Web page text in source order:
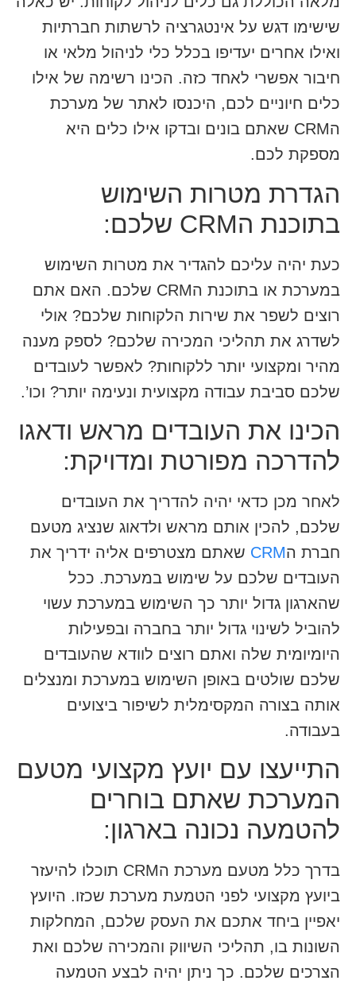
שישימו דגש על אינטגרציה לרשתות חברתיות
ואילו אחרים יעדיפו בכלל כלי לניהול מלאי או
חיבור אפשרי לאחד כזה. הכינו רשימה של אילו
כלים חיוניים לכם, היכנסו לאתר של מערכת
הCRM שאתם בונים ובדקו אילו כלים היא
מספקת לכם.
הגדרת מטרות השימוש
בתוכנת הCRM שלכם:
כעת יהיה עליכם להגדיר את מטרות השימוש
במערכת או בתוכנת הCRM שלכם. האם אתם
רוצים לשפר את שירות הלקוחות שלכם? אולי
לשדרג את תהליכי המכירה שלכם? לספק מענה
מהיר ומקצועי יותר ללקוחות? לאפשר לעובדים
שלכם סביבת עבודה מקצועית ונעימה יותר? וכו’.
הכינו את העובדים מראש ודאגו
להדרכה מפורטת ומדויקת:
לאחר מכן כדאי יהיה להדריך את העובדים
שלכם, להכין אותם מראש ולדאוג שנציג מטעם
חברת הCRMשאתם מצטרפים אליה ידריך את
העובדים שלכם על שימוש במערכת. ככל
שהארגון גדול יותר כך השימוש במערכת עשוי
להוביל לשינוי גדול יותר בחברה ובפעילות
היומיומית שלה ואתם רוצים לוודא שהעובדים
שלכם שולטים באופן השימוש במערכת ומנצלים
אותה בצורה המקסימלית לשיפור ביצועים
בעבודה.
התייעצו עם יועץ מקצועי מטעם
המערכת שאתם בוחרים
להטמעה נכונה בארגון:
בדרך כלל מטעם מערכת הCRM תוכלו להיעזר
ביועץ מקצועי לפני הטמעת מערכת שכזו. היועץ
יאפיין ביחד אתכם את העסק שלכם, המחלקות
השונות בו, תהליכי השיווק והמכירה שלכם ואת
הצרכים שלכם. כך ניתן יהיה לבצע הטמעה